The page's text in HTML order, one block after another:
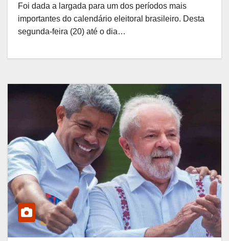
Foi dada a largada para um dos períodos mais
importantes do calendário eleitoral brasileiro. Desta
segunda-feira (20) até o dia…